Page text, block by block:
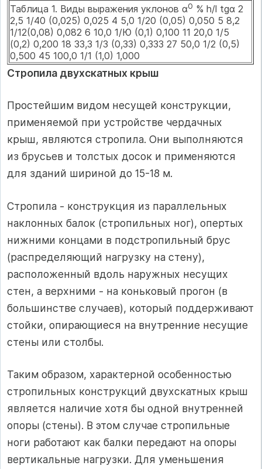
Таблица 1. Виды выражения уклонов α0 % h/l tgα 2
2,5 1/40 (0,025) 0,025 4 5,0 1/20 (0,05) 0,050 5 8,2
1/12(0,08) 0,082 6 10,0 1/Ю (0,1) 0,100 11 20,0 1/5
(0,2) 0,200 18 33,3 1/3 (0,33) 0,333 27 50,0 1/2 (0,5)
0,500 45 100,0 1/1 (1,0) 1,000
Стропила двухскатных крыш
Простейшим видом несущей конструкции,
применяемой при устройстве чердачных
крыш, являются стропила. Они выполняются
из брусьев и толстых досок и применяются
для зданий шириной до 15-18 м.
Стропила - конструкция из параллельных
наклонных балок (стропильных ног), опертых
нижними концами в подстропильный брус
(распределяющий нагрузку на стену),
расположенный вдоль наружных несущих
стен, а верхними - на коньковый прогон (в
большинстве случаев), который поддерживают
стойки, опирающиеся на внутренние несущие
стены или столбы.
Таким образом, характерной особенностью
стропильных конструкций двухскатных крыш
является наличие хотя бы одной внутренней
опоры (стены). В этом случае стропильные
ноги работают как балки передают на опоры
вертикальные нагрузки. Для уменьшения